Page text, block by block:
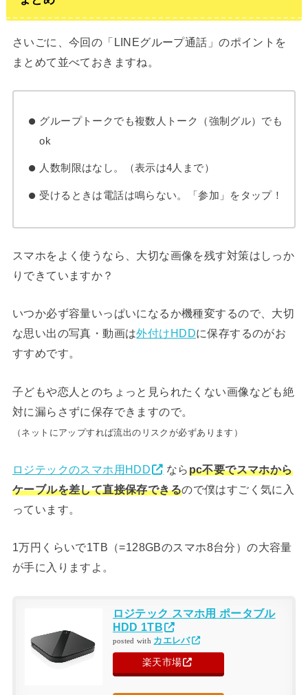
さいごに、今回の「LINEグループ通話」のポイントを
まとめて並べておきますね。
グループトークでも複数人トーク（強制グル）でも
ok
人数制限はなし。（表示は4人まで）
受けるときは電話は鳴らない。「参加」をタップ！
スマホをよく使うなら、大切な画像を残す対策はしっか
りできていますか？
いつか必ず容量いっぱいになるか機種変するので、大切
な思い出の写真・動画は外付けHDDに保存するのがお
すすめです。
子どもや恋人とのちょっと見られたくない画像なども絶
対に漏らさずに保存できますので。
（ネットにアップすれば流出のリスクが必ずあります）
ロジテックのスマホ用HDD ならpc不要でスマホから
ケーブルを差して直接保存できるので僕はすごく気に入
っています。
1万円くらいで1TB（=128GBのスマホ8台分）の大容量
が手に入りますよ。
ロジテック スマホ用 ポータブル
HDD 1TB
posted with カエレバ
楽天市場